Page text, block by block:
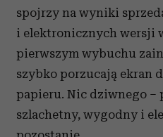
spojrzy na wyniki
i elektronicznych wersji
pierwszym wybuchu
szybko porzucają ekran
papieru. Nic dziwnego –
szlachetny, wygodny i